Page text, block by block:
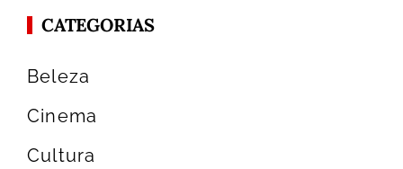
CATEGORIAS
Beleza
Cinema
Cultura